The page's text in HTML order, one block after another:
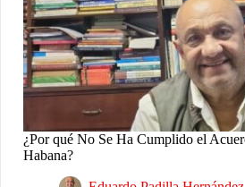
¿Por qué No Se Ha Cumplido el
Habana?